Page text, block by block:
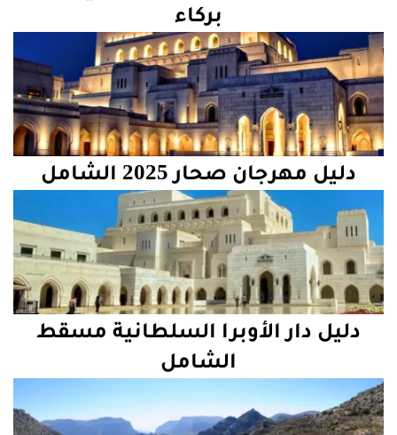
بركاء
دليل مهرجان صحار 2025 الشامل
دليل دار الأوبرا السلطانية مسقط
الشامل